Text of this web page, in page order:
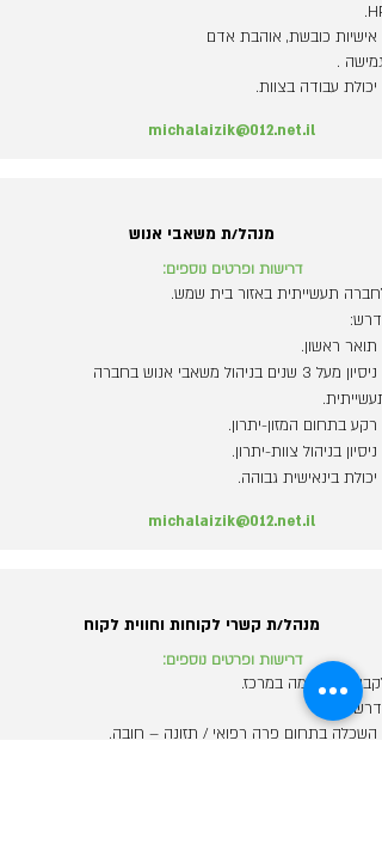
HR.
- אישיות כובשת, אוהבת אדם
וגמישה .
- יכולת עבודה בצוות.
michalaizik@012.net.il
מנהל/ת משאבי אנוש
דרישות ופרטים נוספים:
לחברה תעשייתית באזור בית שמש.
נדרש:
- תואר ראשון.
- ניסיון מעל 3 שנים בניהול משאבי אנוש בחברה
תעשייתית.
- רקע בתחום המזון-יתרון.
- ניסיון בניהול צוות-יתרון.
- יכולת בינאישית גבוהה.
michalaizik@012.net.il
מנהל/ת קשרי לקוחות וחווית לקוח
דרישות ופרטים נוספים:
לקבוצת פארמה במרכז.
נדרש:
- השכלה בתחום פרה רפואי / תזונה – חובה.